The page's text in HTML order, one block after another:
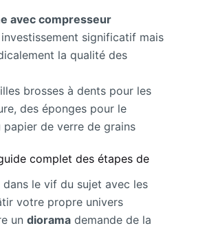
avec compresseur
significatif mais
la qualité des
brosses à dents pour les
des éponges pour le
de verre de grains
complet des étapes de
le vif du sujet avec les
votre propre univers
un diorama demande de la